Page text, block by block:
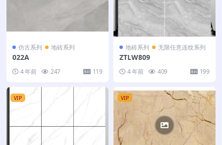
仿古系列 地砖系列
022A
4 年前 247 119
地砖系列 无限任意连纹系列
ZTLW809
4 年前 409 199
VIP VIP